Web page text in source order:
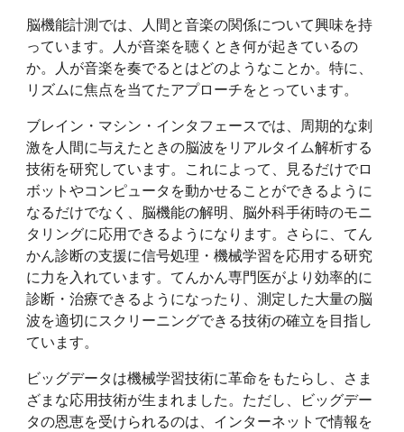
脳機能計測では、人間と音楽の関係について興味を持
っています。人が音楽を聴くとき何が起きているの
か。人が音楽を奏でるとはどのようなことか。特に、
リズムに焦点を当てたアプローチをとっています。
ブレイン・マシン・インタフェースでは、周期的な刺
激を人間に与えたときの脳波をリアルタイム解析する
技術を研究しています。これによって、見るだけでロ
ボットやコンピュータを動かせることができるように
なるだけでなく、脳機能の解明、脳外科手術時のモニ
タリングに応用できるようになります。さらに、てん
かん診断の支援に信号処理・機械学習を応用する研究
に力を入れています。てんかん専門医がより効率的に
診断・治療できるようになったり、測定した大量の脳
波を適切にスクリーニングできる技術の確立を目指し
ています。
ビッグデータは機械学習技術に革命をもたらし、さま
ざまな応用技術が生まれました。ただし、ビッグデー
タの恩恵を受けられるのは、インターネットで情報を